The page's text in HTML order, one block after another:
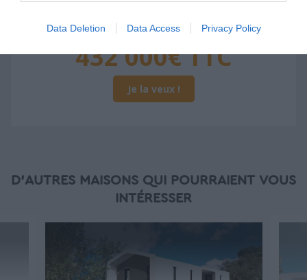
Data Deletion Data Access Privacy Policy
À partir de
432 000€ TTC
Je la veux !
D'AUTRES MAISONS QUI POURRAIENT VOUS
INTÉRESSER